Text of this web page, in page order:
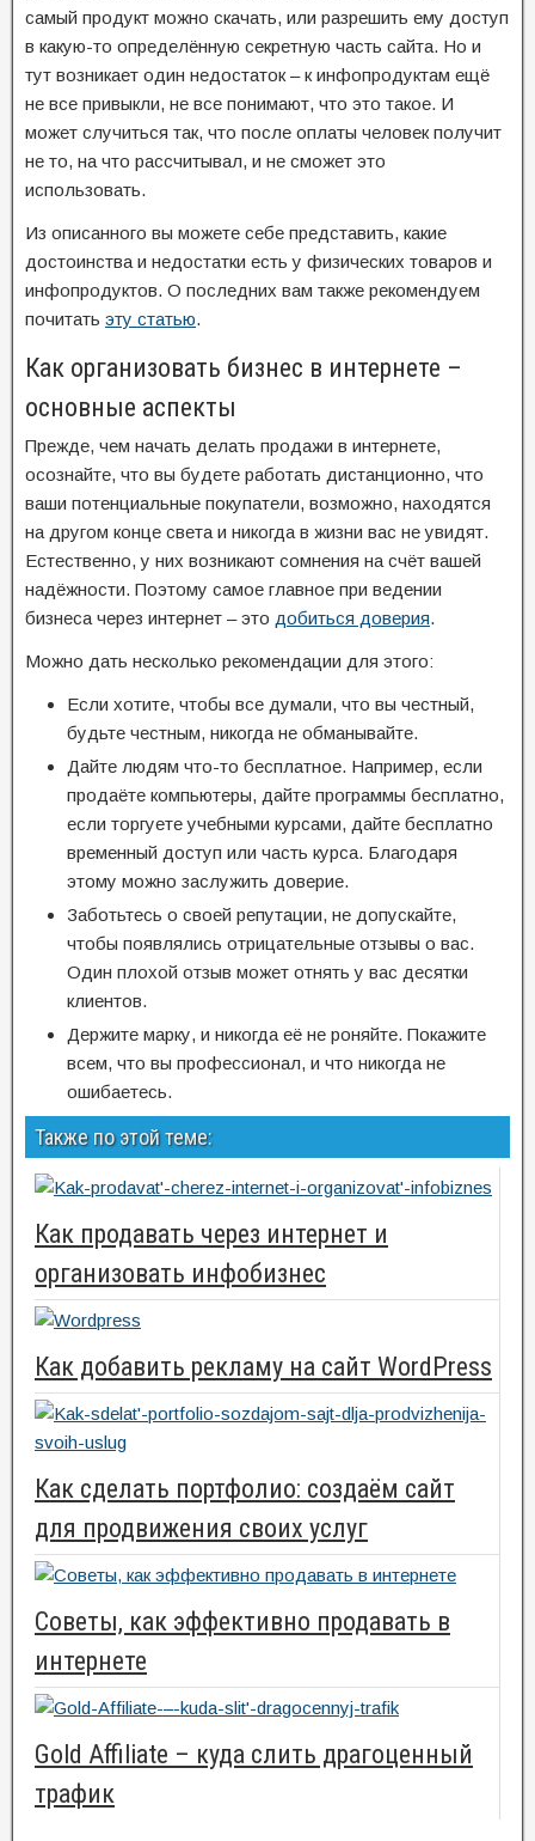
самый продукт можно скачать, или разрешить ему доступ
в какую-то определённую секретную часть сайта. Но и
тут возникает один недостаток – к инфопродуктам ещё
не все привыкли, не все понимают, что это такое. И
может случиться так, что после оплаты человек получит
не то, на что рассчитывал, и не сможет это
использовать.
Из описанного вы можете себе представить, какие
достоинства и недостатки есть у физических товаров и
инфопродуктов. О последних вам также рекомендуем
почитать эту статью.
Как организовать бизнес в интернете –
основные аспекты
Прежде, чем начать делать продажи в интернете,
осознайте, что вы будете работать дистанционно, что
ваши потенциальные покупатели, возможно, находятся
на другом конце света и никогда в жизни вас не увидят.
Естественно, у них возникают сомнения на счёт вашей
надёжности. Поэтому самое главное при ведении
бизнеса через интернет – это добиться доверия.
Можно дать несколько рекомендации для этого:
Если хотите, чтобы все думали, что вы честный,
будьте честным, никогда не обманывайте.
Дайте людям что-то бесплатное. Например, если
продаёте компьютеры, дайте программы бесплатно,
если торгуете учебными курсами, дайте бесплатно
временный доступ или часть курса. Благодаря
этому можно заслужить доверие.
Заботьтесь о своей репутации, не допускайте,
чтобы появлялись отрицательные отзывы о вас.
Один плохой отзыв может отнять у вас десятки
клиентов.
Держите марку, и никогда её не роняйте. Покажите
всем, что вы профессионал, и что никогда не
ошибаетесь.
Также по этой теме:
Как продавать через интернет и
организовать инфобизнес
Как добавить рекламу на сайт WordPress
Как сделать портфолио: создаём сайт
для продвижения своих услуг
Советы, как эффективно продавать в
интернете
Gold Аffiliate – куда слить драгоценный
трафик